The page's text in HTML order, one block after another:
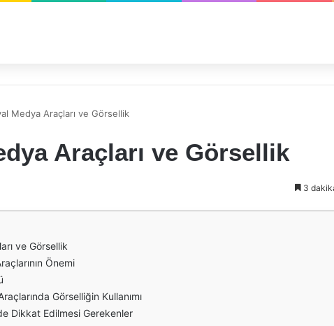
Medya Araçları ve Görsellik
Araçları ve Görsellik
3
ve Görsellik
Önemi
Görselliğin Kullanımı
Dikkat Edilmesi Gerekenler